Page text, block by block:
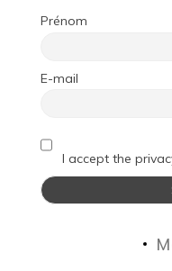
Prénom
E-mail
I accept the